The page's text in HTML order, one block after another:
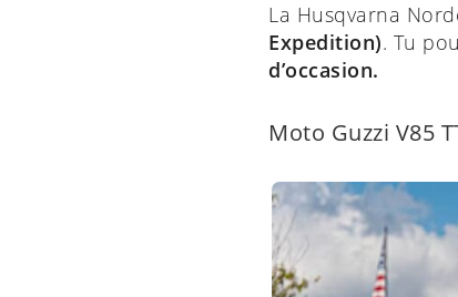
La Husqvarna
Expedition). Tu
d’occasion.
Moto Guzzi V85